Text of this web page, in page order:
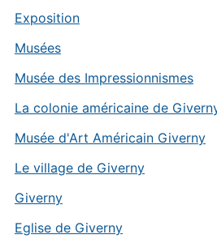
Exposition
Musées
Musée des Impressionnismes
La colonie américaine de
Musée d'Art Américain Giverny
Le village de Giverny
Giverny
Eglise de Giverny